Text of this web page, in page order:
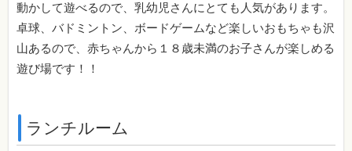
動かして遊べるので、乳幼児さんにとても人気があります。
卓球、バドミントン、ボードゲームなど楽しいおもちゃも沢
山あるので、赤ちゃんから１８歳未満のお子さんが楽しめる
遊び場です！！
ランチルーム